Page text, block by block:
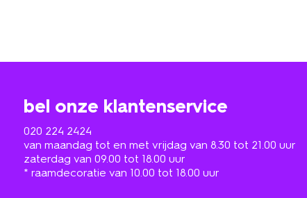
bel onze klantenservice
020 224 2424
van maandag tot en met vrijdag van 8.30 tot 21.00 uur
zaterdag van 09.00 tot 18.00 uur
* raamdecoratie van 10.00 tot 18.00 uur